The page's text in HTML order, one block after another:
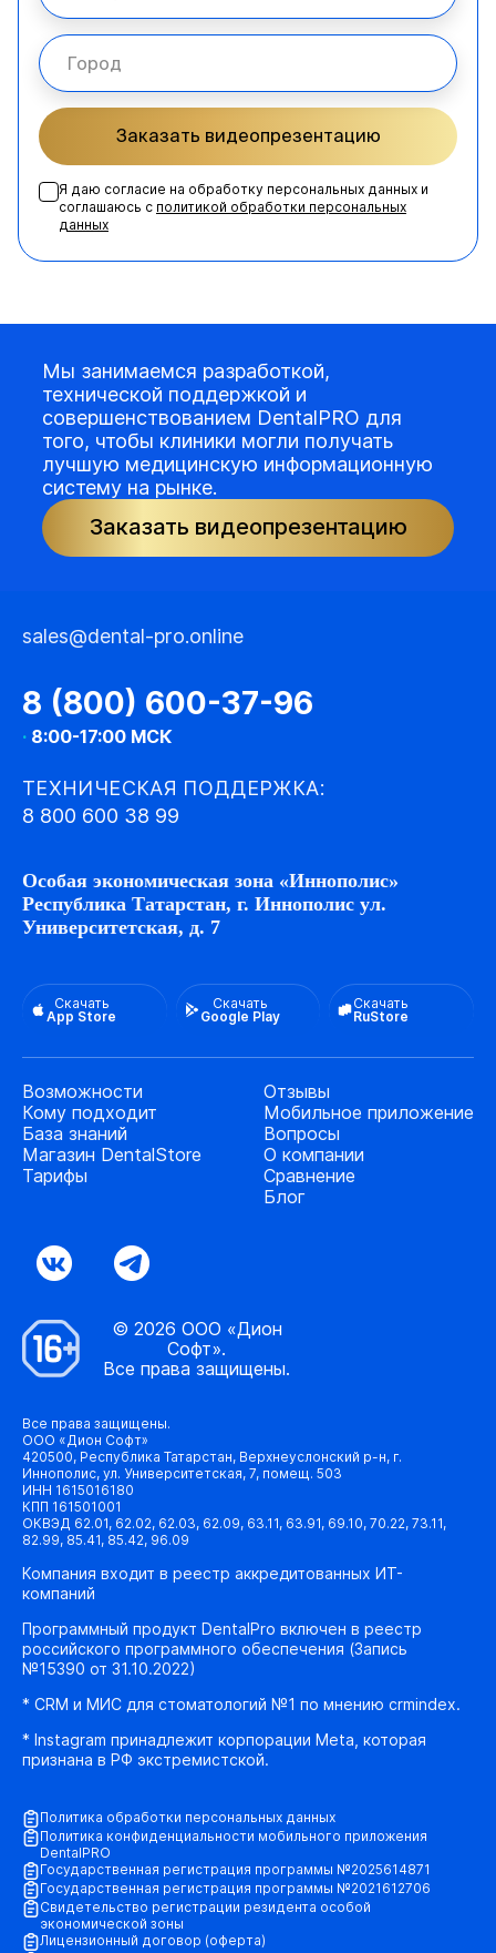
Заказать видеопрезентацию
Я даю согласие на обработку персональных данных и
соглашаюсь с политикой обработки персональных
данных
Мы занимаемся разработкой,
технической поддержкой и
совершенствованием DentalPRO для
того, чтобы клиники могли получать
лучшую медицинскую информационную
систему на рынке.
Заказать видеопрезентацию
sales@dental-pro.online
8 (800) 600-37-96
· 8:00-17:00 МСК
ТЕХНИЧЕСКАЯ ПОДДЕРЖКА:
8 800 600 38 99
Особая экономическая зона «Иннополис»
Республика Татарстан, г. Иннополис ул.
Университетская, д. 7
Скачать
App Store
Скачать
Google Play
Скачать
RuStore
Возможности
Кому подходит
База знаний
Магазин DentalStore
Тарифы
Отзывы
Мобильное приложение
Вопросы
О компании
Сравнение
Блог
© 2026 ООО «Дион
Софт».
Все права защищены.
Все права защищены.
ООО «Дион Софт»
420500, Республика Татарстан, Верхнеуслонский р-н, г.
Иннополис, ул. Университетская, 7, помещ. 503
ИНН 1615016180
КПП 161501001
ОКВЭД 62.01, 62.02, 62.03, 62.09, 63.11, 63.91, 69.10, 70.22, 73.11,
82.99, 85.41, 85.42, 96.09
Компания входит в реестр аккредитованных ИТ-
компаний
Программный продукт DentalPro включен в реестр
российского программного обеспечения (Запись
№15390 от 31.10.2022)
* CRM и МИС для стоматологий №1 по мнению crmindex.
* Instagram принадлежит корпорации Meta, которая
признана в РФ экстремистской.
Политика обработки персональных данных
Политика конфиденциальности мобильного приложения
DentalPRO
Государственная регистрация программы №2025614871
Государственная регистрация программы №2021612706
Свидетельство регистрации резидента особой
экономической зоны
Лицензионный договор (оферта)